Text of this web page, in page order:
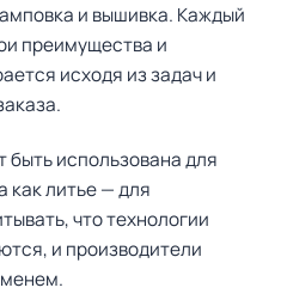
и вышивка. Каждый
преимущества и
исходя из задач и
использована для
как литье — для
что технологии
и производители